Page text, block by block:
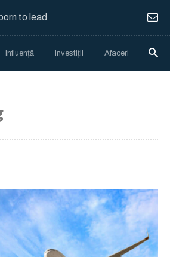
born to lead
Influență Investiții Afaceri